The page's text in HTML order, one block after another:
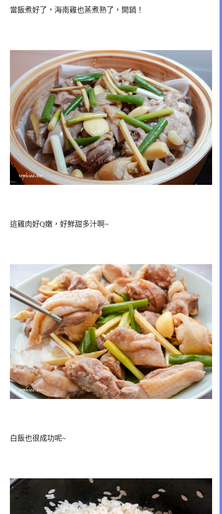
當飯煮好了，海南雞也蒸煮熟了，開鍋！
這雞肉好Q嫩，好鮮甜多汁啊~
白飯也很成功呢~